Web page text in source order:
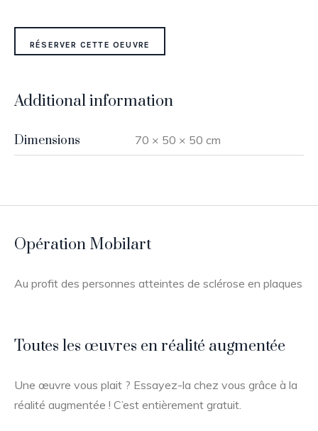
RÉSERVER CETTE OEUVRE
Additional information
Dimensions 70 × 50 × 50 cm
Opération Mobilart
Au profit des personnes atteintes de sclérose en plaques
Toutes les œuvres en réalité augmentée
Une œuvre vous plait ? Essayez-la chez vous grâce à la
réalité augmentée ! C’est entièrement gratuit.